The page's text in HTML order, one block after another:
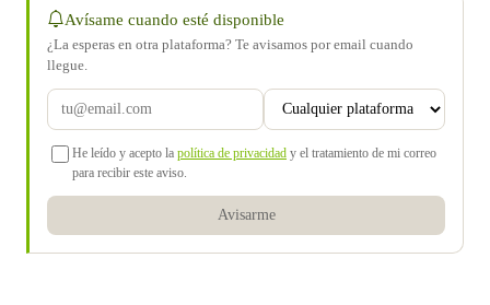
Avísame cuando esté disponible
¿La esperas en otra plataforma? Te avisamos por email cuando
llegue.
He leído y acepto la política de privacidad y el tratamiento de mi correo
para recibir este aviso.
Avisarme